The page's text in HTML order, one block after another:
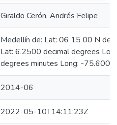
Giraldo Cerón, Andrés Felipe
Medellín de: Lat: 06 15 00 N
Lat: 6.2500 decimal degrees
degrees minutes Long: -75.6000
2014-06
2022-05-10T14:11:23Z